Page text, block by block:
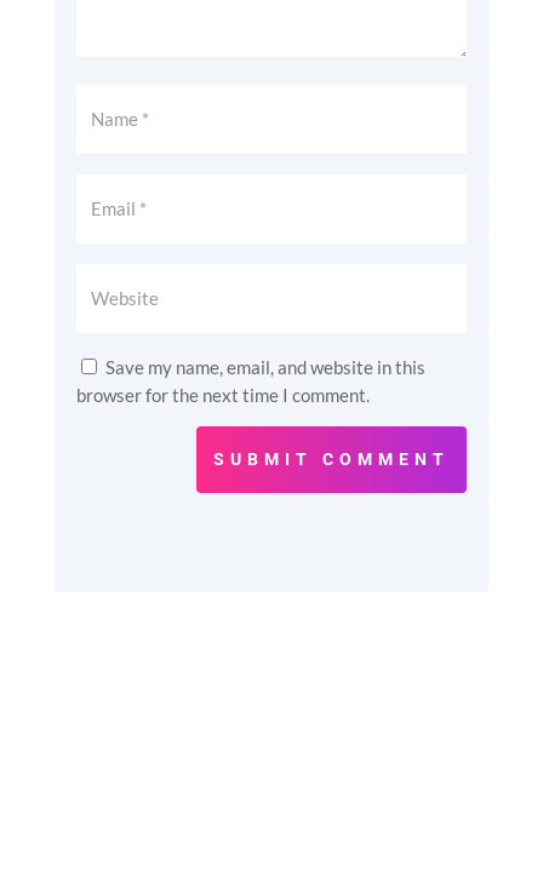
Save my name, email, and website in this
browser for the next time I comment.
SUBMIT COMMENT